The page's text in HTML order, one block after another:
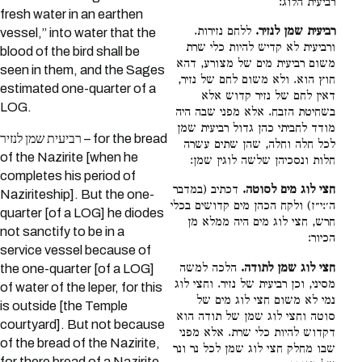
fresh water in an earthen
vessel,” into water that the
blood of the bird shall be
seen in them, and the Sages
estimated one-quarter of a
LOG.
רביעית שמן לנזיר – for the bread
of the Nazirite [when he
completes his period of
Naziriteship]. But the one-
quarter [of a LOG] he diodes
not sanctify to be in a
service vessel because of
the one-quarter [of a LOG]
of water of the leper, for this
is outside [the Temple
courtyard]. But not because
of the bread of the Nazirite,
רביעית שמן לנזיר. ללחם נזירות.
ורביעית לא קדיש להיות כלי שרת
משום רביעית מים של מצורע, דהא
חוץ הוא. ולא משום לחם של נזיר,
דאין לחם של נזיר קדוש אלא
בשחיטת הזבח. אלא מפני שבה היה
מודד לחביתי כהן גדול רביעית שמן
לכל חלה וחלה, שהן שתים עשרה
חלות ונסכיהן שלשה לוגין שמן:
חצי לוג מים לסוטה. דכתיב (במדבר
ה׳:י״ז) ולקח הכהן מים קדושים בכלי
חרש, חצי לוג מים היה ממלא מן
הכיור:
חצי לוג שמן לתודה. הלכה למשה
מסיני, וכן רביעית של נזיר. וחצי לוג
נמי לא משום חצי לוג מים של
סוטה וחצי לוג שמן של תודה הוא
דקדוש להיות כלי שרת. אלא מפני
שבו מחלק חצי לוג שמן לכל נר ונר